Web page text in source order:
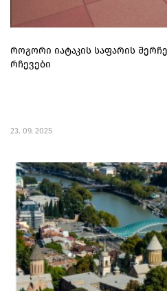
როგორი იატაკის საფარის
რჩევები
23. 09. 2025